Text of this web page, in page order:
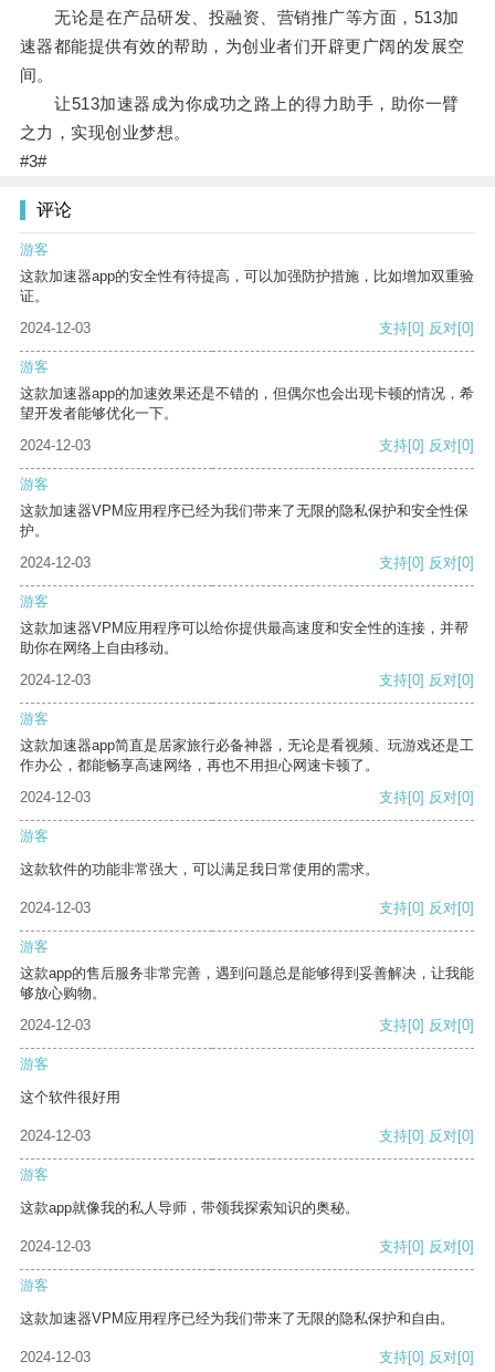
无论是在产品研发、投融资、营销推广等方面，513加
速器都能提供有效的帮助，为创业者们开辟更广阔的发展空
间。
让513加速器成为你成功之路上的得力助手，助你一臂
之力，实现创业梦想。
#3#
评论
游客
这款加速器app的安全性有待提高，可以加强防护措施，比如增加双重验
证。
2024-12-03
支持[0] 反对[0]
游客
这款加速器app的加速效果还是不错的，但偶尔也会出现卡顿的情况，希
望开发者能够优化一下。
2024-12-03
支持[0] 反对[0]
游客
这款加速器VPM应用程序已经为我们带来了无限的隐私保护和安全性保
护。
2024-12-03
支持[0] 反对[0]
游客
这款加速器VPM应用程序可以给你提供最高速度和安全性的连接，并帮
助你在网络上自由移动。
2024-12-03
支持[0] 反对[0]
游客
这款加速器app简直是居家旅行必备神器，无论是看视频、玩游戏还是工
作办公，都能畅享高速网络，再也不用担心网速卡顿了。
2024-12-03
支持[0] 反对[0]
游客
这款软件的功能非常强大，可以满足我日常使用的需求。
2024-12-03 支持[0] 反对[0]
游客
这款app的售后服务非常完善，遇到问题总是能够得到妥善解决，让我能
够放心购物。
2024-12-03
支持[0] 反对[0]
游客
这个软件很好用
2024-12-03 支持[0] 反对[0]
游客
这款app就像我的私人导师，带领我探索知识的奥秘。
2024-12-03 支持[0] 反对[0]
游客
这款加速器VPM应用程序已经为我们带来了无限的隐私保护和自由。
2024-12-03 支持[0] 反对[0]